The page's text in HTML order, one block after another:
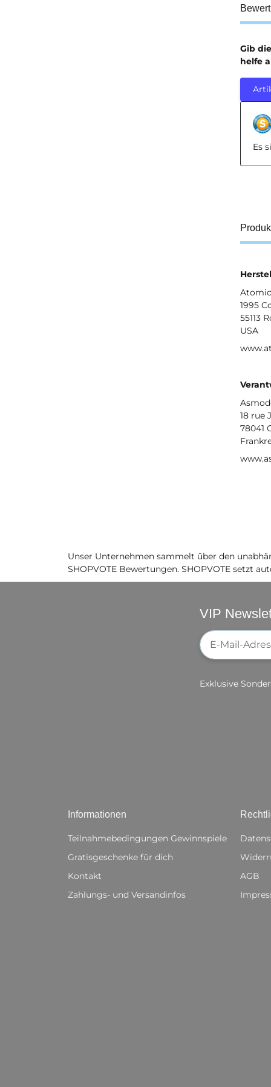
Gib
helfe
Es
1995
55113
USA
18 rue
78041
Unser Unternehmen sammelt über den
SHOPVOTE Bewertungen. SHOPVOTE setzt
VIP
Newsletter-
Exklusive
Informationen
Teilnahmebedingungen Gewinnspiele
Gratisgeschenke für dich
Kontakt
Zahlungs- und Versandinfos
AGB